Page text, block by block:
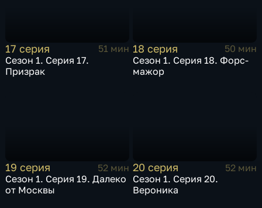
17 серия
51 мин
Сезон 1. Серия 17.
Призрак
18 серия
50 мин
Сезон 1. Серия 18. Форс-
мажор
19 серия
52 мин
Сезон 1. Серия 19. Далеко
от Москвы
20 серия
52 мин
Сезон 1. Серия 20.
Вероника